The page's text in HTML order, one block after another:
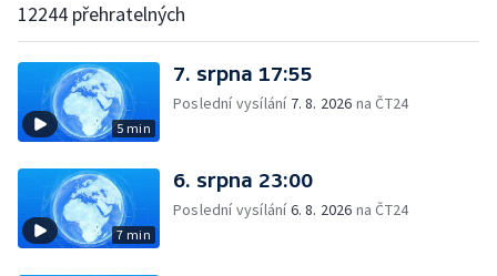
12244 přehratelných
5 min
7. srpna 17:55
Poslední vysílání 7. 8. 2026 na ČT24
7 min
6. srpna 23:00
Poslední vysílání6. 8. 2026 na ČT24